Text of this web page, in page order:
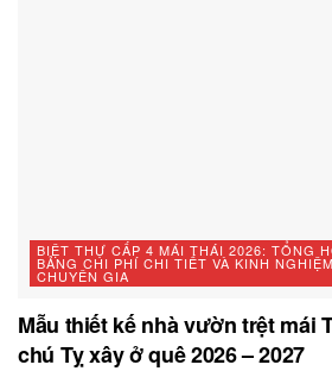
BIỆT THỰ CẤP 4 MÁI THÁI 2026: TỔNG
BẢNG CHI PHÍ CHI TIẾT VÀ KINH
CHUYÊN GIA
Mẫu thiết kế nhà vườn trệt mái
chú Tỵ xây ở quê 2026 – 2027